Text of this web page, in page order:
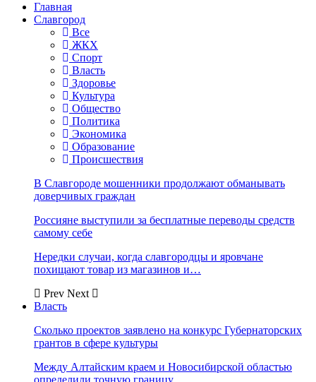
Главная
Славгород
Все
ЖКХ
Спорт
Власть
Здоровье
Культура
Общество
Политика
Экономика
Образование
Происшествия
В Славгороде мошенники продолжают обманывать
доверчивых граждан
Россияне выступили за бесплатные переводы средств
самому себе
Нередки случаи, когда славгородцы и яровчане
похищают товар из магазинов и…
Prev Next
Власть
Сколько проектов заявлено на конкурс Губернаторских
грантов в сфере культуры
Между Алтайским краем и Новосибирской областью
определили точную границу